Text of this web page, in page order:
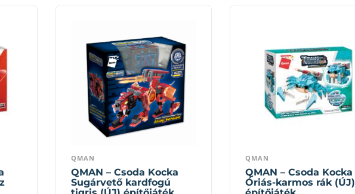
QMAN
QMAN – Csoda Kocka
Sugárvető kardfogú
QMAN
QMAN – Csoda Kocka
Óriás-karmos rák (ÚJ)